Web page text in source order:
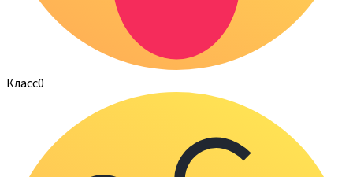
Класс0